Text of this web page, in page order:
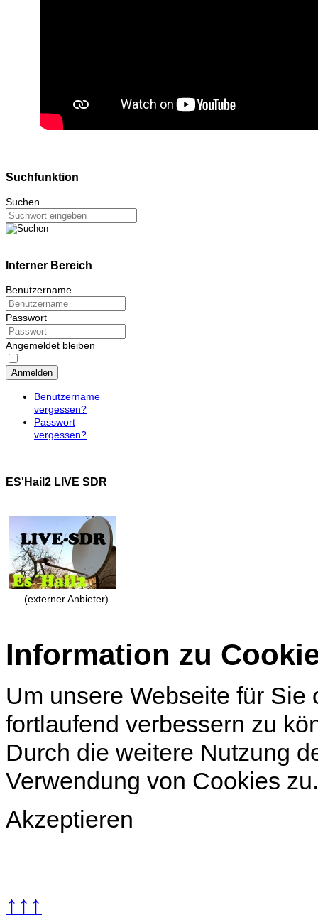
Suchfunktion
Suchen ...
Interner Bereich
Benutzername
Passwort
Angemeldet bleiben
Anmelden
Benutzername
vergessen?
Passwort
vergessen?
ES'Hail2 LIVE SDR
(externer Anbieter)
Information zu
Um unsere Webseite für
fortlaufend verbessern zu
Durch die weitere Nutzung
Verwendung von Cookies
Akzeptieren
↑↑↑